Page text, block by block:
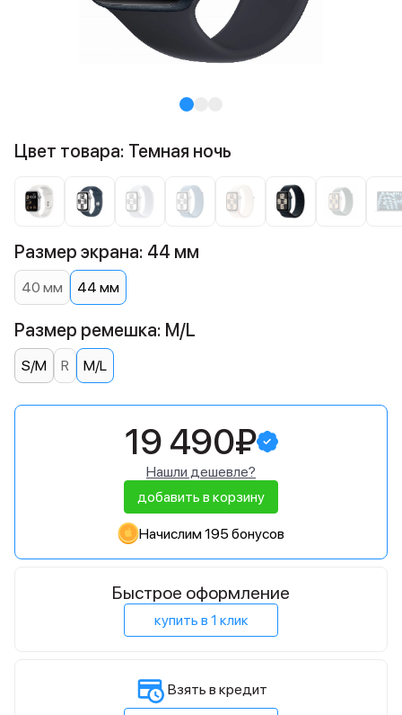
Цвет товара: Темная ночь
Размер экрана: 44 мм
40 мм 44 мм
Размер ремешка: M/L
S/M R M/L
19 490₽
Нашли дешевле?
добавить в корзину
Начислим 195 бонусов
Быстрое оформление
купить в 1 клик
Взять в кредит